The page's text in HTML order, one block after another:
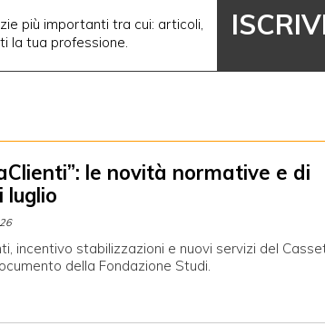
più importanti tra cui: articoli,
la tua professione.
le novità normative e di
luglio
incentivo stabilizzazioni e nuovi servizi del
della Fondazione Studi.